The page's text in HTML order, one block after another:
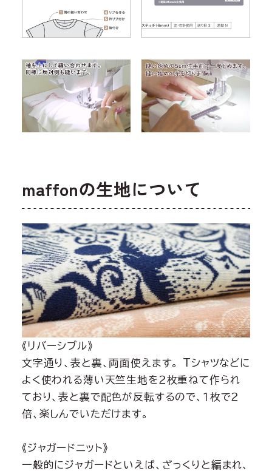
maffonの生地について
《リバーシブル》
文字通り、表と裏、両面使えます。 Tシャツなどに
よく使われる薄い天竺生地を２枚重ねて作られ
ており、表と裏で配色が反転するので、１枚で２
倍、楽しんでいただけます。
《ジャガードニット》
一般的にジャガードといえば、ざっくりと編まれ、